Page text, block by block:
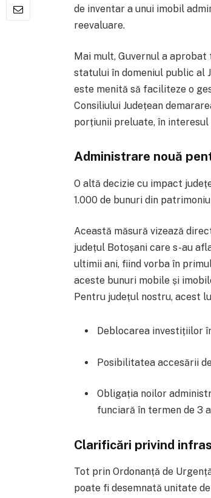
de inventar a unui imobil
reevaluare.
Mai mult, Guvernul a
statului în domeniul public al
este menită să faciliteze o
Consiliului Județean
porțiunii preluate, în
Administrare nouă
O altă decizie cu impact
1.000 de bunuri din
Această măsură vizează
județul Botoșani care s-au
ultimii ani, fiind vorba în
aceste bunuri mobile și
Pentru județul nostru, acest
Deblocarea investițiilor
Posibilitatea accesării
Obligația noilor
funciară în termen de 3
Clarificări privind
Tot prin Ordonanță de
poate fi desemnată unitate